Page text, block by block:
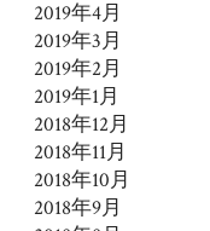
2019年4月
2019年3月
2019年2月
2019年1月
2018年12月
2018年11月
2018年10月
2018年9月